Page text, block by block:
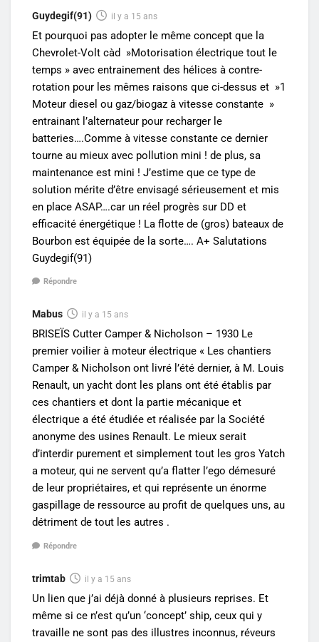
Guydegif(91) il y a 15 ans
Et pourquoi pas adopter le même concept que la
Chevrolet-Volt càd »Motorisation électrique tout le
temps » avec entrainement des hélices à contre-
rotation pour les mêmes raisons que ci-dessus et »1
Moteur diesel ou gaz/biogaz à vitesse constante »
entrainant l’alternateur pour recharger le
batteries….Comme à vitesse constante ce dernier
tourne au mieux avec pollution mini ! de plus, sa
maintenance est mini ! J’estime que ce type de
solution mérite d’être envisagé sérieusement et mis
en place ASAP….car un réel progrès sur DD et
efficacité énergétique ! La flotte de (gros) bateaux de
Bourbon est équipée de la sorte…. A+ Salutations
Guydegif(91)
Répondre
Mabus il y a 15 ans
BRISEÏS Cutter Camper & Nicholson – 1930 Le
premier voilier à moteur électrique « Les chantiers
Camper & Nicholson ont livré l’été dernier, à M. Louis
Renault, un yacht dont les plans ont été établis par
ces chantiers et dont la partie mécanique et
électrique a été étudiée et réalisée par la Société
anonyme des usines Renault. Le mieux serait
d’interdir purement et simplement tout les gros Yatch
a moteur, qui ne servent qu’a flatter l’ego démesuré
de leur propriétaires, et qui représente un énorme
gaspillage de ressource au profit de quelques uns, au
détriment de tout les autres .
Répondre
trimtab il y a 15 ans
Un lien que j’ai déjà donné à plusieurs reprises. Et
même si ce n’est qu’un ‘concept’ ship, ceux qui y
travaille ne sont pas des illustres inconnus, réveurs